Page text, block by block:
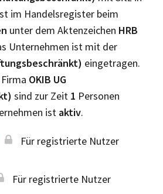
im Handelsregister beim
unter dem Aktenzeichen HRB
Unternehmen ist mit der
eingetragen.
OKIB UG
sind zur Zeit 1 Personen
ist aktiv.
Für registrierte Nutzer
Für registrierte Nutzer